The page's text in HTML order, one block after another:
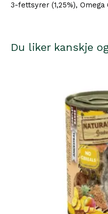
3-fettsyrer (1,25%),
Du liker kanskje